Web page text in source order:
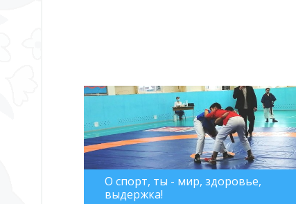
О спорт, ты - мир, здоровье,
выдержка!